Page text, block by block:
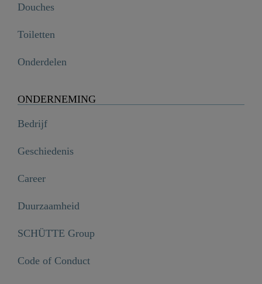
Douches
Toiletten
Onderdelen
ONDERNEMING
Bedrijf
Geschiedenis
Career
Duurzaamheid
SCHÜTTE Group
Code of Conduct